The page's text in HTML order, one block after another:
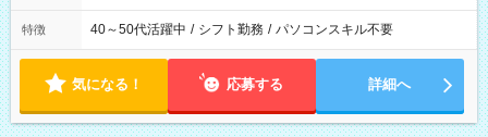
特徴 40～50代活躍中 / シフト勤務 / パソコンスキル不要
気になる！ 応募する 詳細へ